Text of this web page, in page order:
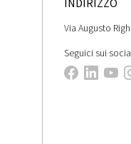
INDIRIZZO
Via Augusto
Seguici sui